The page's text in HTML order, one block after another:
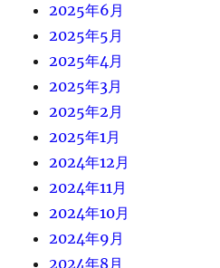
2025年6月
2025年5月
2025年4月
2025年3月
2025年2月
2025年1月
2024年12月
2024年11月
2024年10月
2024年9月
2024年8月